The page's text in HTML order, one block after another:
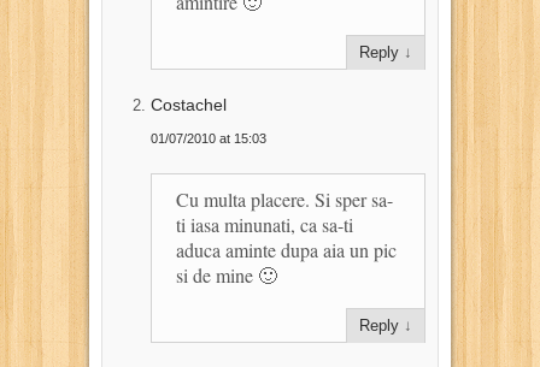
Reply ↓
Costachel
01/07/2010 at 15:03
Cu multa placere. Si sper sa-
ti iasa minunati, ca sa-ti
aduca aminte dupa aia un pic
si de mine 🙂
Reply ↓